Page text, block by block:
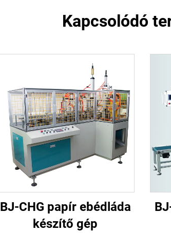
Kapcsolódó
BJ-CHG papír ebédláda
készítő gép